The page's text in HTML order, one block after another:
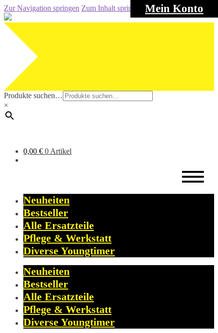
Mein Konto
Zur Navigation springen Zum Inhalt springen
Produkte suchen…
×
0,00 € 0 Artikel
Neuheiten
Bestseller
Alle Ersatzteile
Pflege & Werkstatt
Diverse Youngtimer
Neuheiten
Bestseller
Alle Ersatzteile
Pflege & Werkstatt
Diverse Youngtimer